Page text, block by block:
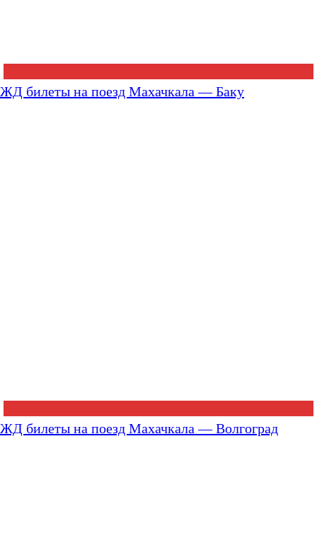
ЖД билеты на поезд Махачкала — Баку
ЖД билеты на поезд Махачкала — Волгоград